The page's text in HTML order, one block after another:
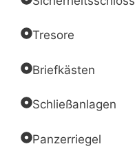
Tresore
Briefkästen
Schließanlagen
Panzerriegel